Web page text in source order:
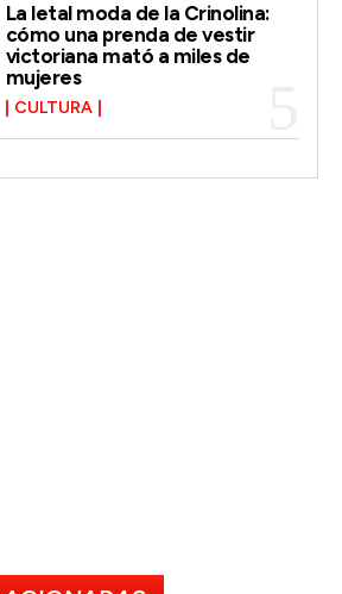
La letal moda de la Crinolina:
cómo una prenda de vestir
victoriana mató a miles de
mujeres
CULTURA